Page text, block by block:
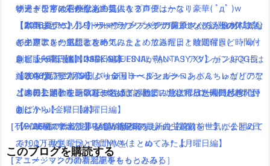
い過ぎ！声は意外なあの芸人！？
【動画まとめ】月9ドラマ”ラブソング”の藤原さくらが逸材( ﾟдﾟ )
イイ声！！
劇場版FF15【KINGSGLAIVE FINAL FANTASY XV】がフルCG長
編映像作品が7月9日より全国ロードショーへ
【本日公開】映画「君の名は。」初日に見に行った人の感想・評
判は？
［TV・映画の新着記事をもっとみる］
リートなどの召喚獣も！気になる声優はかなり豪華( ﾟдﾟ )w
【本気レポート】ワールドオブファイナルファンタジーの体験版
をクリアした感想と攻略！
レビュー高評価！DARK SOULS IIIが熱い！！アクション好きには
たまらない要素満載(｀・ω・´)
【速報】ポケモンGO日本も配信開始！！ダウンロードリンクは
ここから！
［ゲーム・スマホアプリの新着記事をもっとみる］
ずえ！日常×ダイビング
【2016夏アニソン】バッテリー・ダンガンロンパ３・レガリアな
どのアニメの主題歌を一気にまとめてみたよ！放送曜日と時間付
き(｀・ω・´)！【木曜日編】
【2016夏アニソン】ジョジョ・べルセルク・あまんちゅなどのア
ニメの主題歌を一気にまとめてみたよ！放送曜日と時間付き(｀・
ω・´)！【金曜日編】
【2016夏アニソン】話題の新作アニメの主題歌を一気にまとめて
みたよ！放送曜日と時間付き(｀・ω・´)！【月曜日編】
［アニメ・マンガの新着記事をもっとみる］
物アーティストが全楽曲提供＆プロデュース！
【2016夏アニソン】サーヴァンプ・チア男子!!など話題のアニメ
の主題歌を一気にまとめてみたよ！放送曜日と時間付き(｀・ω・
´)！【火曜日編】
【2016夏アニソン】バッテリー・ダンガンロンパ３・レガリアな
どのアニメの主題歌を一気にまとめてみたよ！放送曜日と時間付
き(｀・ω・´)！【木曜日編】
【8/26Mステ出演】RADWIMPSの最新曲【前前前世】が公開2日
で100万再生！ついでにMVをまとめてみたよ！
［ミュージックの新着記事をもっとみる］
このブログを購読する